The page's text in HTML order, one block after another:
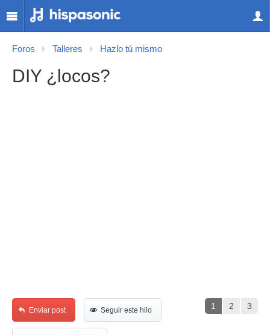
Foros Talleres Hazlo tú mismo
DIY ¿locos?
1 2 3
Enviar post Seguir este hilo